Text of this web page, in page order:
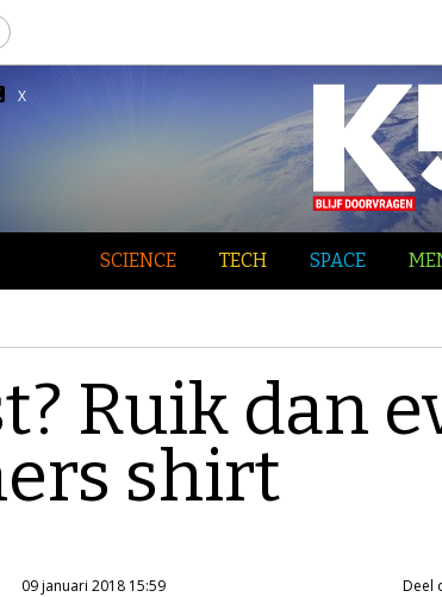
X
SCIENCE TECH SPACE
Ruik dan
shirt
09 januari 2018 15:59 Deel